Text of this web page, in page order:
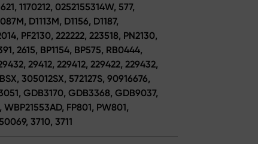
1170212, 0252155314W, 577,
D1113M, D1156, D1187,
PF2130, 222222, 223518, PN2130,
2615, BP1154, BP575, RB0444,
29412, 229412, 229422, 229432,
305012SX, 572127S, 90916676,
GDB3170, GDB3368, GDB9037,
FP801, PW801,
3710, 3711